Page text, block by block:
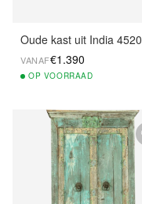
Oude kast uit India 4520
VANAF€1.390
OP VOORRAAD